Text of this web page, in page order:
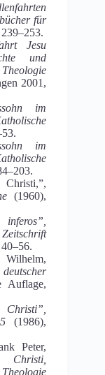
für
Jesu
und
2001,
im
im
(1960),
inferos”,
Wilhelm,
Auflage,
(1986),
Peter,
Christi,